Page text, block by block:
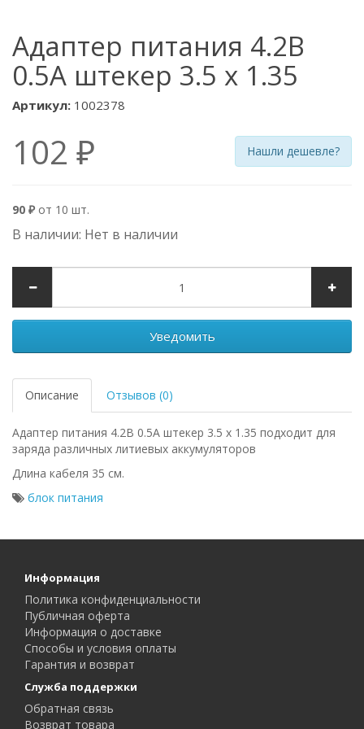
Адаптер питания 4.2В
0.5A штекер 3.5 x 1.35
Артикул: 1002378
102 ₽ Нашли дешевле?
90 ₽ от 10 шт.
В наличии: Нет в наличии
Уведомить
Описание Отзывов (0)
Адаптер питания 4.2В 0.5A штекер 3.5 x 1.35 подходит для
заряда различных литиевых аккумуляторов
Длина кабеля 35 см.
блок питания
Информация
Политика конфиденциальности
Публичная оферта
Информация о доставке
Способы и условия оплаты
Гарантия и возврат
Служба поддержки
Обратная связь
Возврат товара